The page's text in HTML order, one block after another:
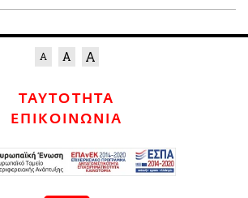
ΤΑΥΤΟΤΗΤΑ
ΕΠΙΚΟΙΝΩΝΙΑ